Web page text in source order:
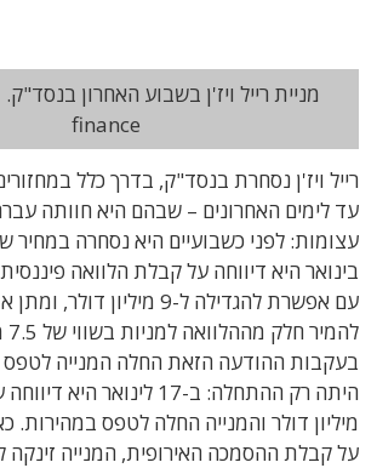
finance
רייל ויז'ן נסחרת בנסד"ק, בדרך כלל
עד לימים האחרונים – שבהם היא חוותה
עם אפשרת להגדילה ל-9 מיליון
בעקבות ההודעה הזאת החלה המנייה לטפס
מיליון דולר והמנייה החלה לטפס במהירות.